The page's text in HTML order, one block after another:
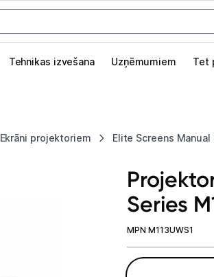
Tehnikas izvešana Uzņēmumiem Tet
Ekrāni projektoriem Elite Screens Manual
Pieslēgties
Izvēlies kāroto ierīci izdevīgāk!
Series
MPN M113UWS1